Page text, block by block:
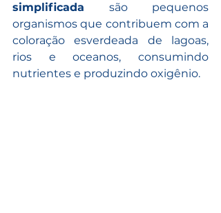
simplificada são pequenos
organismos que contribuem com a
coloração esverdeada de lagoas,
rios e oceanos, consumindo
nutrientes e produzindo oxigênio.